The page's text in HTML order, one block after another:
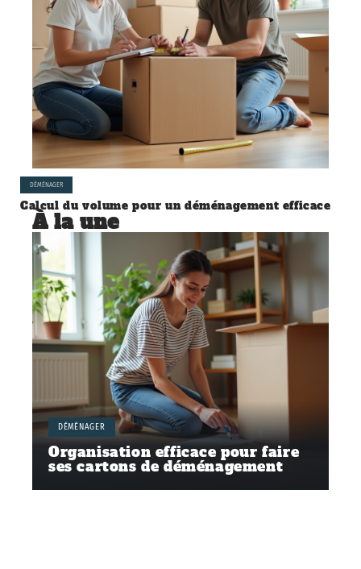
DÉMÉNAGER
Calcul du volume pour un déménagement efficace
À la une
DÉMÉNAGER
Organisation efficace pour faire
ses cartons de déménagement